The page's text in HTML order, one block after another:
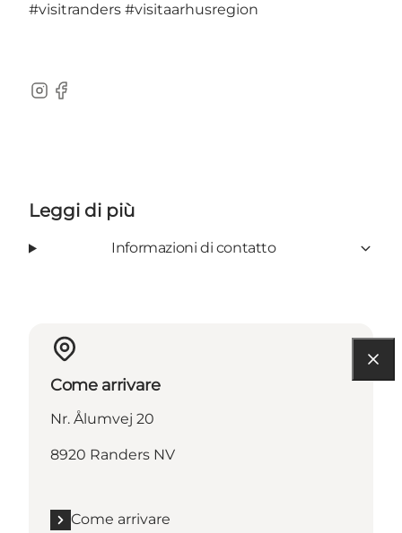
#visitranders #visitaarhusregion
Instagram
Facebook
Leggi di più
Informazioni di contatto
Come arrivare
Nr. Ålumvej 20
8920 Randers NV
Come arrivare